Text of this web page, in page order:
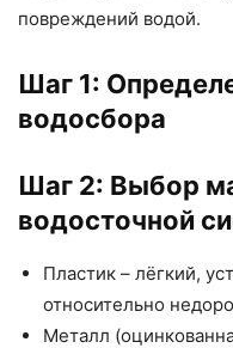
повреждений водой.
Шаг 1:
водосбора
Шаг 2: Выбор
водосточной
Пластик – лёгкий,
относительно
Металл